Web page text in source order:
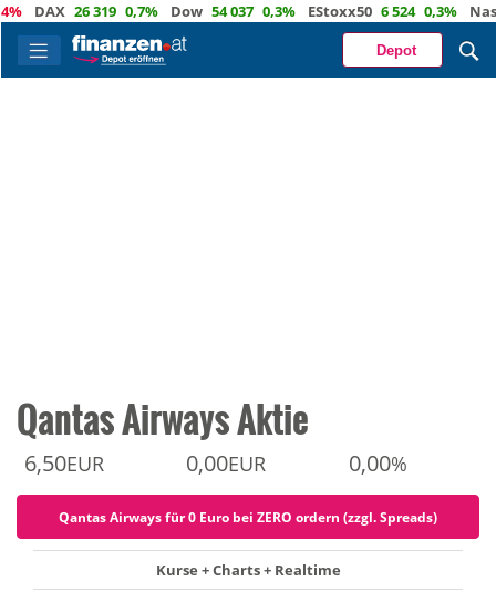
DAX 26 319 0,7% Dow 54 037 0,3% EStoxx50 6 524 0,3% Nasdaq
Depot
Qantas Airways Aktie
6,50EUR 0,00EUR 0,00%
Qantas Airways für 0 Euro bei ZERO ordern (zzgl. Spreads)
Kurse + Charts + Realtime